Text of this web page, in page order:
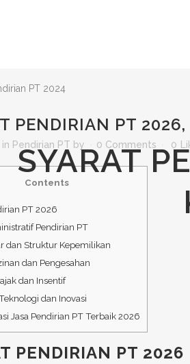
SYARAT
PENDIRIAN PT
in Pendirian PT by 0 Comments 0
Contents
PT 2026
Pendirian PT
dan Struktur Kepemilikan
dan Pengesahan
dan Insentif
dan Inovasi
Jasa Pendirian PT Terbaik 2026
PENDIRIAN PT 2026